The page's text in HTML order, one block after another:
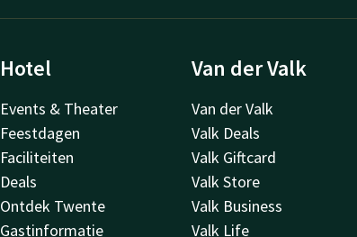
Hotel
Events & Theater
Feestdagen
Faciliteiten
Deals
Ontdek Twente
Gastinformatie
Van der Valk
Van der Valk
Valk Deals
Valk Giftcard
Valk Store
Valk Business
Valk Life